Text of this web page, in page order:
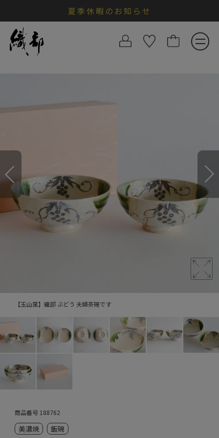
夏季休暇のお知らせ
【玉山窯】織部 ぶどう 夫婦茶碗です
商品番号 188762
美濃焼
飯碗